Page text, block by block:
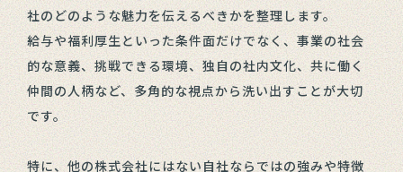
社のどのような魅力を伝えるべきかを整理します。
給与や福利厚生といった条件面だけでなく、事業の社会
的な意義、挑戦できる環境、独自の社内文化、共に働く
仲間の人柄など、多角的な視点から洗い出すことが大切
です。
特に、他の株式会社にはない自社ならではの強みや特徴